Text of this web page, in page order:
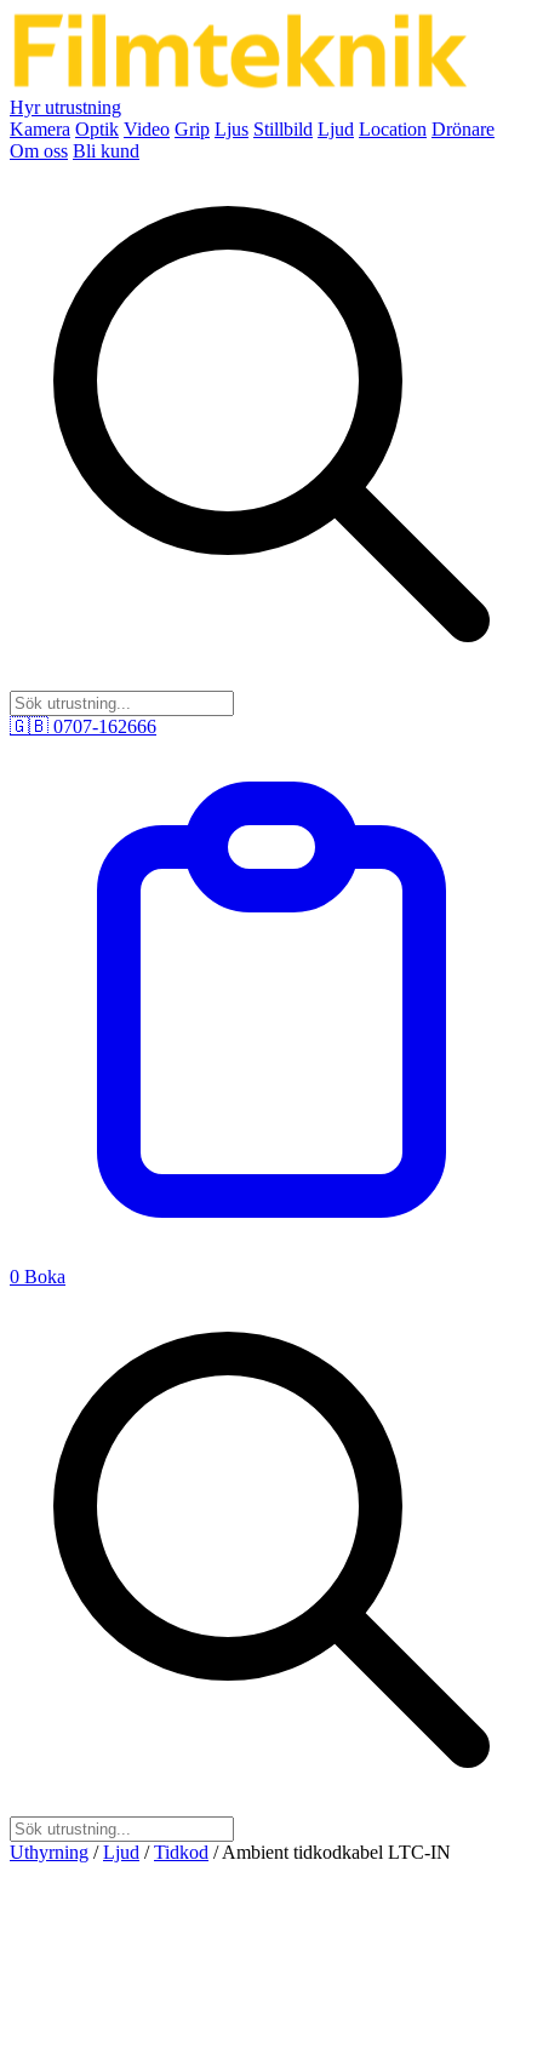
Hyr utrustning
Kamera Optik Video Grip Ljus Stillbild Ljud Location Drönare
Om oss Bli kund
🇬🇧 0707-162666
0 Boka
Uthyrning / Ljud / Tidkod / Ambient tidkodkabel LTC-IN